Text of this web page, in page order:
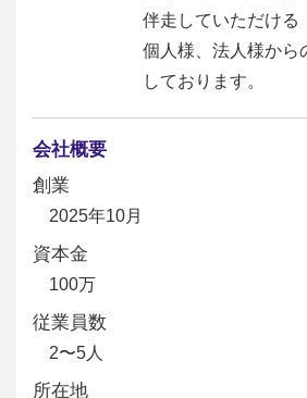
伴走していただける
個人様、法人様から
しております。
会社概要
創業
2025年10月
資本金
100万
従業員数
2〜5人
所在地